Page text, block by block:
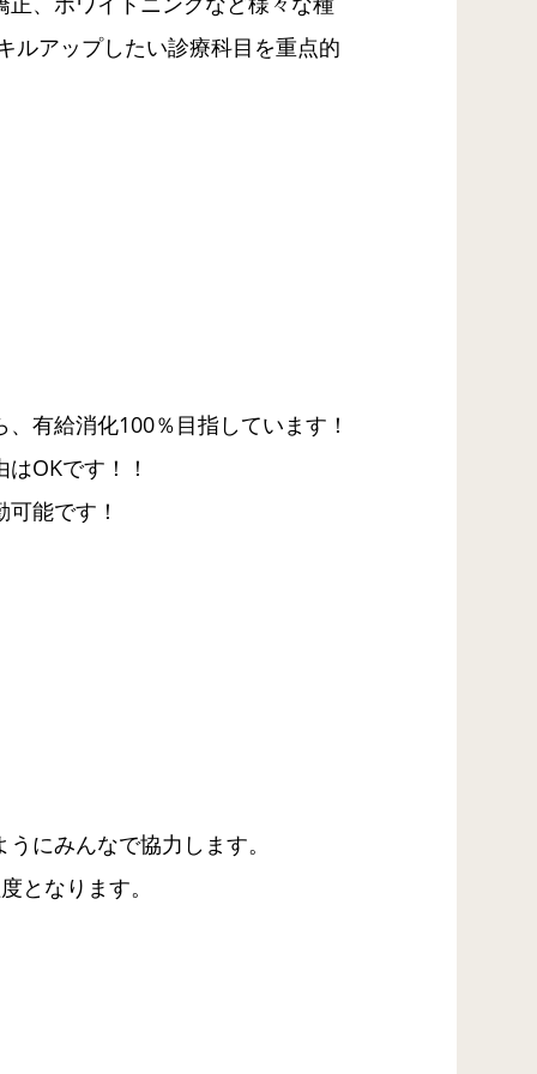
ルアップしたい診療科目を重点的
有給消化100％目指しています！
OKです！！
能です！
にみんなで協力します。
となります。